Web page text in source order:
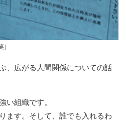
、広がる人間関係についての話
い組織です。
ます。そして、誰でも入れるわ